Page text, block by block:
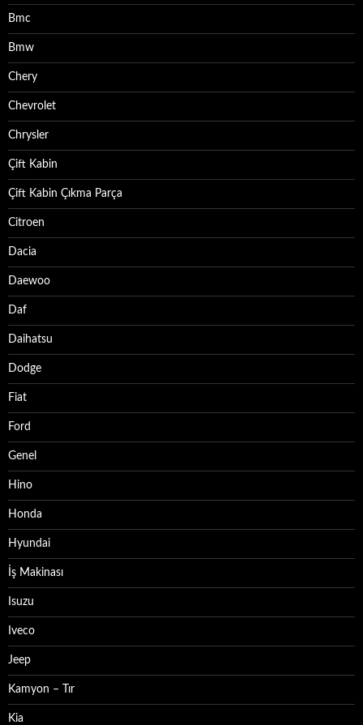
Bmc
Bmw
Chery
Chevrolet
Chrysler
Çift Kabin
Çift Kabin Çıkma Parça
Citroen
Dacia
Daewoo
Daf
Daihatsu
Dodge
Fiat
Ford
Genel
Hino
Honda
Hyundai
İş Makinası
Isuzu
Iveco
Jeep
Kamyon – Tır
Kia